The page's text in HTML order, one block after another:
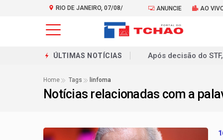
RIO DE JANEIRO, 07/08/
2026
ANUNCIE AO
ÚLTIMAS NOTÍCIAS
Candidato do Agir,
De R$ 97 mil a R$
Patrimônio
Home Tags linfoma
Notícias relacionadas com a